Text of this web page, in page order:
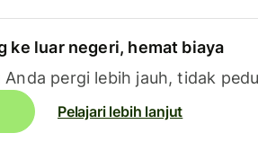
ke luar negeri, hemat biaya
Anda pergi lebih jauh, tidak
Pelajari lebih lanjut